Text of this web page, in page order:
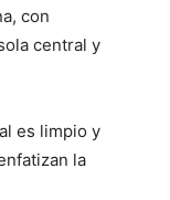
con
central y
es limpio y
la